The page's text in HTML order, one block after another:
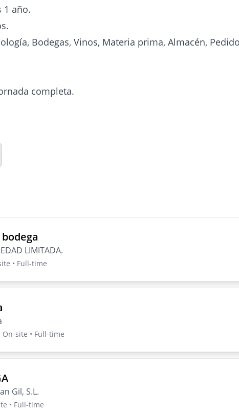
1 año.
Bodegas, Vinos, Materia prima, Almacén,
completa.
LIMITADA.
• Full-time
On-site • Full-time
Gil, S.L.
• Full-time